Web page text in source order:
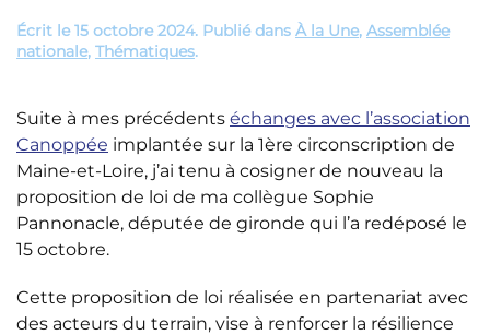
Écrit le15 octobre 2024. Publié dans À la Une, Assemblée
nationale, Thématiques.
Suite à mes précédents échanges avec l’association
Canoppée implantée sur la 1ère circonscription de
Maine-et-Loire, j’ai tenu à cosigner de nouveau la
proposition de loi de ma collègue Sophie
Pannonacle, députée de gironde qui l’a redéposé le
15 octobre.
Cette proposition de loi réalisée en partenariat avec
des acteurs du terrain, vise à renforcer la résilience